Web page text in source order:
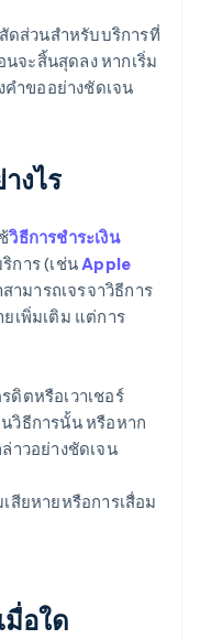
ดส่วนสําหรับบริการที่
นจะสิ้นสุดลง หากเริ่ม
คำขออย่างชัดเจน
งไร
วิธีการชําระเงิน
การ (เช่นApple
ามารถเจรจาวิธีการ
เพิ่มเติม แต่การ
ดิตหรือเวาเชอร์
วิธีการนั้น หรือหาก
าวอย่างชัดเจน
สียหายหรือการเสื่อม
อใด